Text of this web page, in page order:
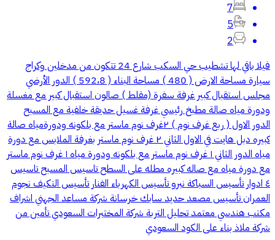
7
5
2
فيلا باقي لها تشطيب حي السكب شارع 24 تتكون من مدخلين وكراج
سيارة مساحة الارض ( 480 ) مساحة البناء ( 592،8 ) الدور الأرضي
مجلس استقبال كبير غرفة سفرة (مقلط ) صالون استقبال كبير مع مغسلة
ودورة مياه صالة مطبخ رئيسي غرفة غسيل حديقة خلفية مع المسبح
الدور الاول ( ربع غرف نوم ) ٢غرف نوم ماستر مع بلكونه ودورةمياه صالة
كبيره دبل هايت في الاول الثاني ٢ غرف نوم ماستر بغرفة الملابس مع دورة
مياه الدور الثاني ١ غرف نوم ماستر مع بلكونه ودورة مياه ١ غرف نوم ماستر
مع دورة مياه مع صاله كبيره مطله على السطح تاسيس المسبح تاسيس
٤ ادوار تأسيس السباكة نبرو تأسيس الكهرباء الفنار تأسيس التكيف نجوم
العمران تأسيس مصعد حديد سابك خرسانة شركة مساعد الجهني اشراف
مكتب هندسي معتمد تحليل التربة شركة المختبرات السعودي تأمين من
شركة ملاذ بناء على الكود السعودي